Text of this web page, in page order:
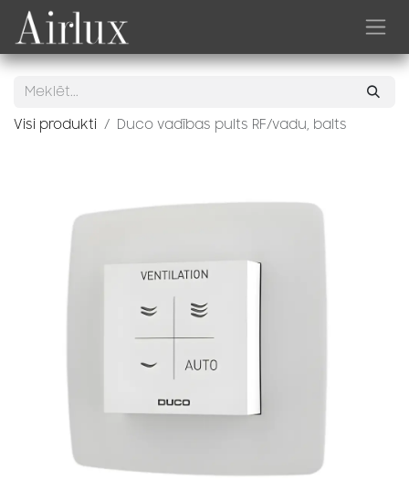
Skip to Content
Visi produkti Duco vadības pults RF/vadu, balts